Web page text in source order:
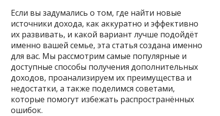
Если вы задумались о том, где найти новые
источники дохода, как аккуратно и эффективно
их развивать, и какой вариант лучше подойдёт
именно вашей семье, эта статья создана именно
для вас. Мы рассмотрим самые популярные и
доступные способы получения дополнительных
доходов, проанализируем их преимущества и
недостатки, а также поделимся советами,
которые помогут избежать распространённых
ошибок.